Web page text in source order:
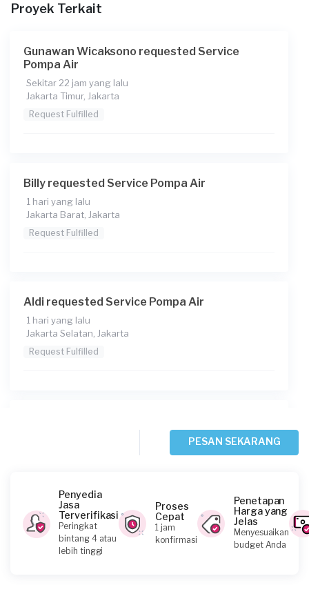
Pada pukul berapa Anda membutuhkan layanan?
Berapa budget total untuk layanan ini?
Proyek Terkait
Gunawan Wicaksono requested Service
Pompa Air
Sekitar 22 jam yang lalu
Jakarta Timur, Jakarta
Request Fulfilled
Billy requested Service Pompa Air
1 hari yang lalu
Jakarta Barat, Jakarta
Request Fulfilled
Aldi requested Service Pompa Air
1 hari yang lalu
Jakarta Selatan, Jakarta
Request Fulfilled
Safitri requested Service Pompa Air
2 hari yang lalu
PESAN SEKARANG
Penyedia
Jasa
Terverifikasi
Peringkat
bintang 4 atau
lebih tinggi
Proses
Cepat
1 jam
konfirmasi
Penetapan
Harga yang
Jelas
Menyesuaikan
budget Anda